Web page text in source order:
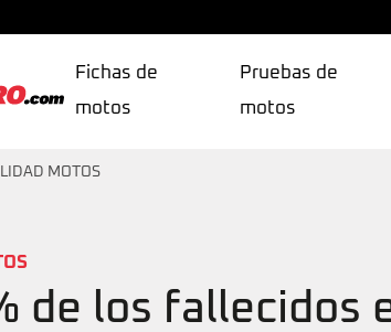
Fichas de
motos
Pruebas de
motos
MOTOS
de los fallecidos